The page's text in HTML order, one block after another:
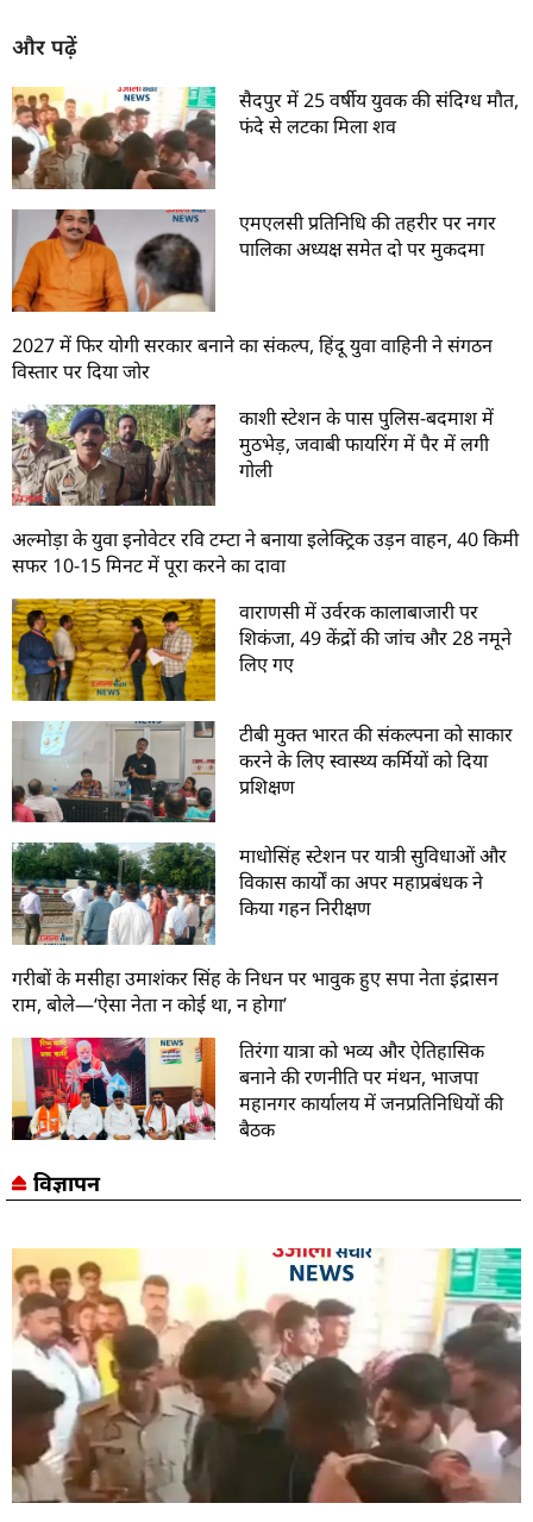
और पढ़ें
सैदपुर में 25 वर्षीय युवक की संदिग्ध मौत,
फंदे से लटका मिला शव
एमएलसी प्रतिनिधि की तहरीर पर नगर
पालिका अध्यक्ष समेत दो पर मुकदमा
2027 में फिर योगी सरकार बनाने का संकल्प, हिंदू युवा वाहिनी ने संगठन
विस्तार पर दिया जोर
काशी स्टेशन के पास पुलिस-बदमाश में
मुठभेड़, जवाबी फायरिंग में पैर में लगी
गोली
अल्मोड़ा के युवा इनोवेटर रवि टम्टा ने बनाया इलेक्ट्रिक उड़न वाहन, 40 किमी
सफर 10-15 मिनट में पूरा करने का दावा
वाराणसी में उर्वरक कालाबाजारी पर
शिकंजा, 49 केंद्रों की जांच और 28 नमूने
लिए गए
टीबी मुक्त भारत की संकल्पना को साकार
करने के लिए स्वास्थ्य कर्मियों को दिया
प्रशिक्षण
माधोसिंह स्टेशन पर यात्री सुविधाओं और
विकास कार्यों का अपर महाप्रबंधक ने
किया गहन निरीक्षण
गरीबों के मसीहा उमाशंकर सिंह के निधन पर भावुक हुए सपा नेता इंद्रासन
राम, बोले—‘ऐसा नेता न कोई था, न होगा’
तिरंगा यात्रा को भव्य और ऐतिहासिक
बनाने की रणनीति पर मंथन, भाजपा
महानगर कार्यालय में जनप्रतिनिधियों की
बैठक
विज्ञापन